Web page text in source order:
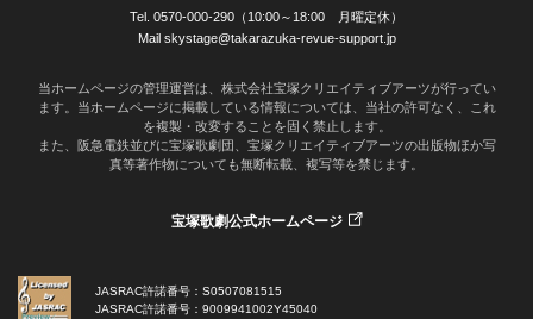
Tel. 0570-000-290（10:00～18:00 月曜定休）
Mail skystage@takarazuka-revue-support.jp
当ホームページの管理運営は、株式会社宝塚クリエイティブアーツが行ってい
ます。当ホームページに掲載している情報については、当社の許可なく、これ
を複製・改変することを固く禁止します。
また、阪急電鉄並びに宝塚歌劇団、宝塚クリエイティブアーツの出版物ほか写
真等著作物についても無断転載、複写等を禁じます。
宝塚歌劇公式ホームページ
JASRAC許諾番号：S0507081515
JASRAC許諾番号：9009941002Y45040